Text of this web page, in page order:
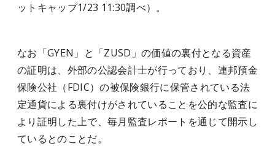
ットキャップ1/23 11:30調べ）。
なお「GYEN」と「ZUSD」の価値の裏付となる資産
の証明は、外部の公認会計士が行っており、連邦預金
保険公社（FDIC）の被保険銀行に保管されている法
定通貨による裏付けがされていることを公的な監査に
より証明した上で、毎月監査レポートを通じて開示し
ているとのことだ。